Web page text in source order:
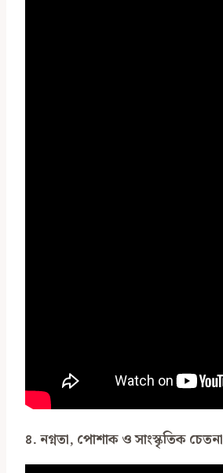
৪. নগ্নতা, পোশাক ও সাংস্কৃতিক চেতনা